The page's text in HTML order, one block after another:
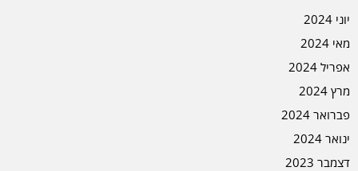
יוני 2024
מאי 2024
אפריל 2024
מרץ 2024
פברואר 2024
ינואר 2024
דצמבר 2023